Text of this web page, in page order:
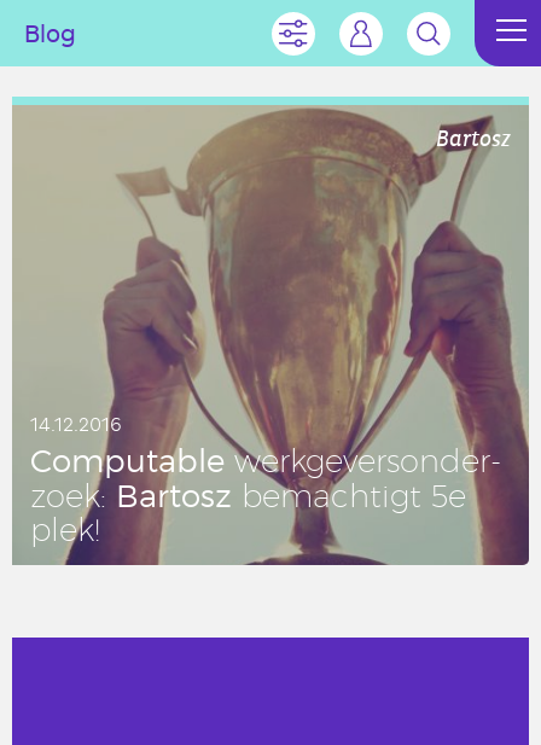
Blog
Bartosz
14.12.2016
Com­pu­ta­ble werk­ge­vers­on­der­
zoek: Bartosz be­mach­tigt 5e
plek!